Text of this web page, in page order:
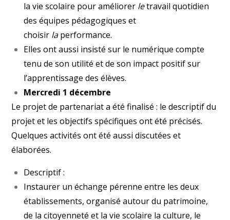
la vie scolaire pour améliorer letravail quotidien
des équipes pédagogiques et
choisir laperformance.
Elles ont aussi insisté sur le numérique compte
tenu de son utilité et de son impact positif sur
l’apprentissage des élèves.
Mercredi 1 décembre
Le projet de partenariat a été finalisé : le descriptif du
projet et les objectifs spécifiques ont été précisés.
Quelques activités ont été aussi discutées et
élaborées.
Descriptif :
Instaurer un échange pérenne entre les deux
établissements, organisé autour du patrimoine,
de la citoyenneté et la vie scolaire la culture, le